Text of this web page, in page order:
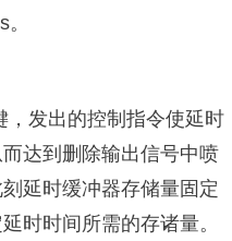
，发出的控制指令使延时
达到删除输出信号中喷
延时缓冲器存储量固定
时时间所需的存诸量。